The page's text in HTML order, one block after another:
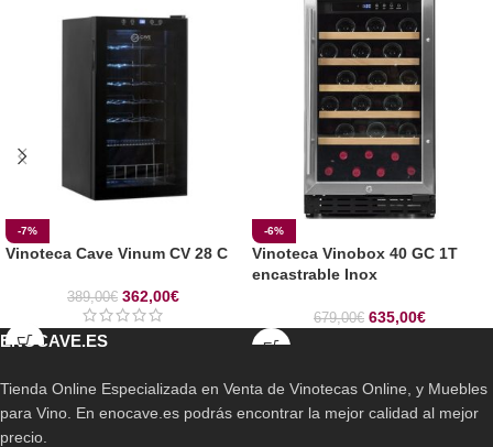
-7%
Vinoteca Cave Vinum CV 28 C
389,00€ 362,00€
-6%
Vinoteca Vinobox 40 GC 1T
encastrable Inox
679,00€ 635,00€
ENOCAVE.ES
Tienda Online Especializada en Venta de Vinotecas Online, y Muebles
para Vino. En enocave.es podrás encontrar la mejor calidad al mejor
precio.